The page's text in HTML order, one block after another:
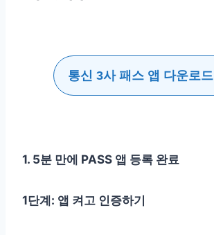
통신 3사 패스 앱 다운로드
1. 5분 만에 PASS 앱 등록 완료
1단계: 앱 켜고 인증하기